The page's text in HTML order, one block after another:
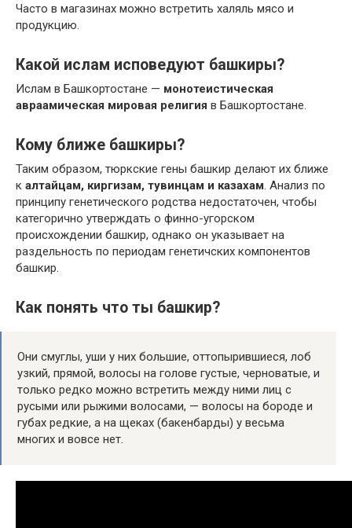
Часто в магазинах можно встретить халяль мясо и
продукцию.
Какой ислам исповедуют башкиры?
Ислам в Башкортостане — монотеистическая
авраамическая мировая религия в Башкортостане.
Кому ближе башкиры?
Таким образом, тюркские гены башкир делают их ближе
к алтайцам, киргизам, тувинцам и казахам. Анализ по
принципу генетического родства недостаточен, чтобы
категорично утверждать о финно-угорском
происхождении башкир, однако он указывает на
раздельность по периодам генетичских компонентов
башкир.
Как понять что ты башкир?
Они смуглы, уши у них большие, оттопырившиеся, лоб
узкий, прямой, волосы на голове густые, черноватые, и
только редко можно встретить между ними лиц с
русыми или рыжими волосами, — волосы на бороде и
губах редкие, а на щеках (бакенбарды) у весьма
многих и вовсе нет.